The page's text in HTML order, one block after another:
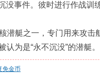
事件。彼时进行作战训
艇之一，专门用来攻击
为是“永不沉没”的潜艇。
免金币